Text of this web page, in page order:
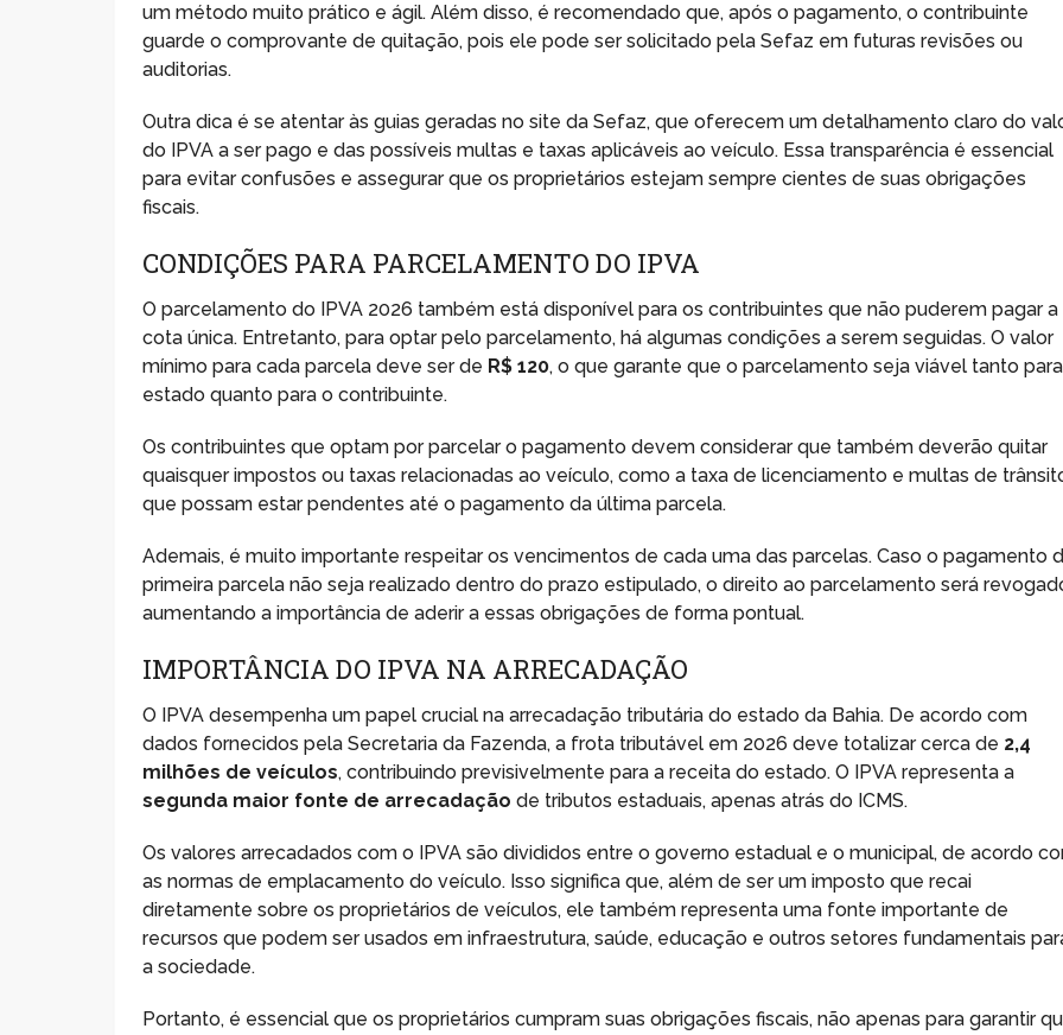
um método muito prático e ágil. Além disso, é recomendado que, após o pagamento, o contribuinte
guarde o comprovante de quitação, pois ele pode ser solicitado pela Sefaz em futuras revisões ou
auditorias.
Outra dica é se atentar às guias geradas no site da Sefaz, que oferecem um detalhamento claro do
do IPVA a ser pago e das possíveis multas e taxas aplicáveis ao veículo. Essa transparência é essencial
para evitar confusões e assegurar que os proprietários estejam sempre cientes de suas obrigações
fiscais.
CONDIÇÕES PARA PARCELAMENTO DO IPVA
O parcelamento do IPVA 2026 também está disponível para os contribuintes que não puderem pagar a
cota única. Entretanto, para optar pelo parcelamento, há algumas condições a serem seguidas. O valor
mínimo para cada parcela deve ser de R$ 120, o que garante que o parcelamento seja viável tanto
estado quanto para o contribuinte.
Os contribuintes que optam por parcelar o pagamento devem considerar que também deverão quitar
quaisquer impostos ou taxas relacionadas ao veículo, como a taxa de licenciamento e multas de
que possam estar pendentes até o pagamento da última parcela.
Ademais, é muito importante respeitar os vencimentos de cada uma das parcelas. Caso o pagamento
primeira parcela não seja realizado dentro do prazo estipulado, o direito ao parcelamento será
aumentando a importância de aderir a essas obrigações de forma pontual.
IMPORTÂNCIA DO IPVA NA ARRECADAÇÃO
O IPVA desempenha um papel crucial na arrecadação tributária do estado da Bahia. De acordo com
dados fornecidos pela Secretaria da Fazenda, a frota tributável em 2026 deve totalizar cerca de 2,4
milhões de veículos, contribuindo previsivelmente para a receita do estado. O IPVA representa a
segunda maior fonte de arrecadação de tributos estaduais, apenas atrás do ICMS.
Os valores arrecadados com o IPVA são divididos entre o governo estadual e o municipal, de acordo
as normas de emplacamento do veículo. Isso significa que, além de ser um imposto que recai
diretamente sobre os proprietários de veículos, ele também representa uma fonte importante de
recursos que podem ser usados em infraestrutura, saúde, educação e outros setores fundamentais
a sociedade.
Portanto, é essencial que os proprietários cumpram suas obrigações fiscais, não apenas para garantir